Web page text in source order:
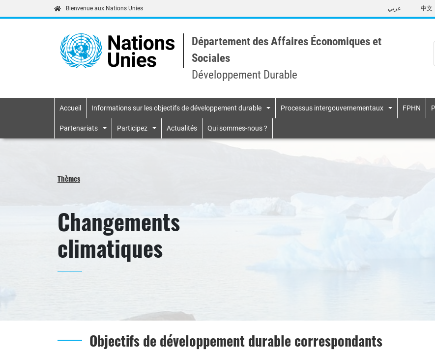
to
content
Bienvenue aux Nations Unies عربي 中文
Département des Affaires Économiques et
Sociales
Développement Durable
Primary navigation
Accueil Informations sur les objectifs de développement durable Processus intergouvernementaux FPHN
Partenariats Participez Actualités Qui sommes-nous ?
Thèmes
Changements
climatiques
Objectifs de développement durable correspondants